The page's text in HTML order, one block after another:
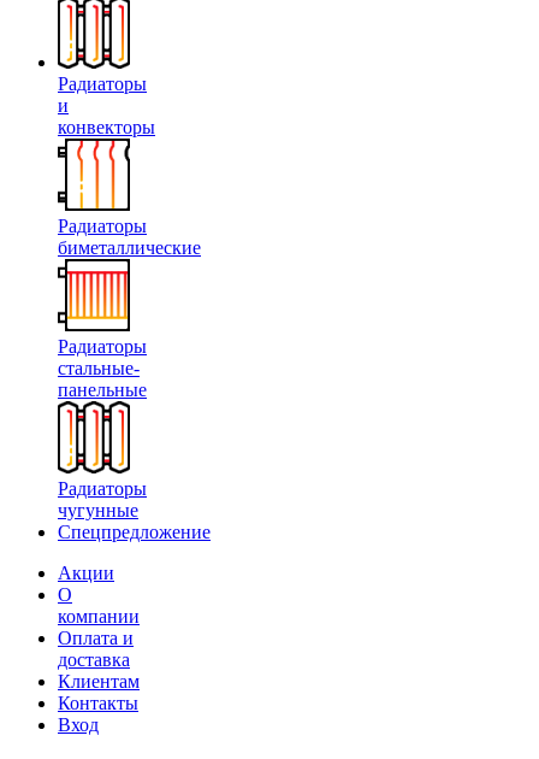
Радиаторы
и
конвекторы
Радиаторы
биметаллические
Радиаторы
стальные-
панельные
Радиаторы
чугунные
Спецпредложение
Акции
О
компании
Оплата и
доставка
Клиентам
Контакты
Вход